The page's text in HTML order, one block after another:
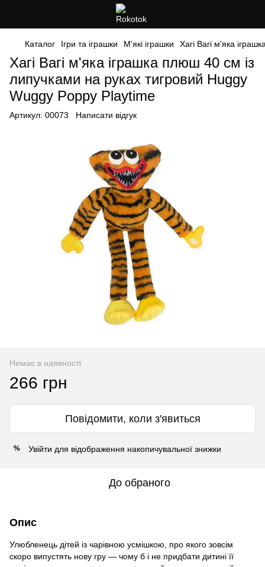
Каталог Ігри та іграшки М'які іграшки Хагі Вагі м'яка
Хагі Вагі м'яка іграшка плюш 40 см із
липучками на руках тигровий Huggy
Wuggy Poppy Playtime
Артикул: 00073 Написати відгук
Немає в наявності
266 грн
Повідомити, коли з'явиться
% Увійти для відображення накопичувальної знижки
До обраного
Опис
Улюбленець дітей із чарівною усмішкою, про якого зовсім
скоро випустять нову гру — чому б і не придбати дитині її